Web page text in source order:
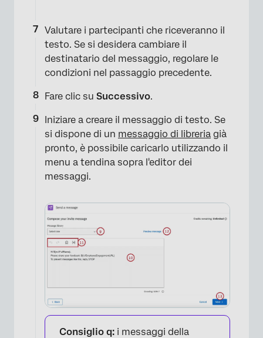
Valutare i partecipanti che riceveranno il
testo. Se si desidera cambiare il
destinatario del messaggio, regolare le
condizioni nel passaggio precedente.
Fare clic su Successivo.
Iniziare a creare il messaggio di testo. Se
si dispone di un messaggio di libreria già
pronto, è possibile caricarlo utilizzando il
menu a tendina sopra l'editor dei
messaggi.
Consiglio q: i messaggi della